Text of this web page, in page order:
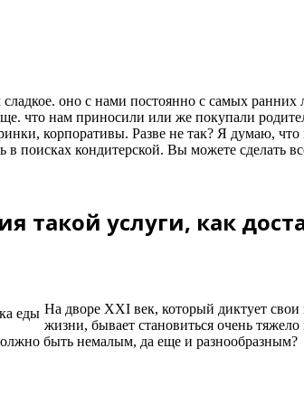
оно с нами постоянно с самых
что нам приносили или же покупали
корпоративы. Разве не так? Я думаю, что
поисках кондитерской. Вы можете сделать
такой услуги, как
На дворе XXI век, который диктует свои
жизни, бывает становиться очень
быть немалым, да еще и разнообразным?